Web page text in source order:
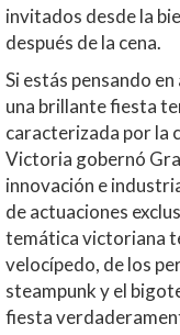
invitados desde la
después de la cena.
Si estás pensando
una brillante fiesta
caracterizada por la
Victoria gobernó
innovación e
de actuaciones
temática victoriana
velocípedo, de los
steampunk y el
fiesta